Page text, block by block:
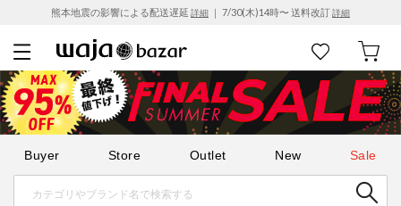
熊本地震の影響による配送遅延 詳細 ｜ 7/30(木)14時〜 送料改訂詳細
Buyer Store Outlet New Sale